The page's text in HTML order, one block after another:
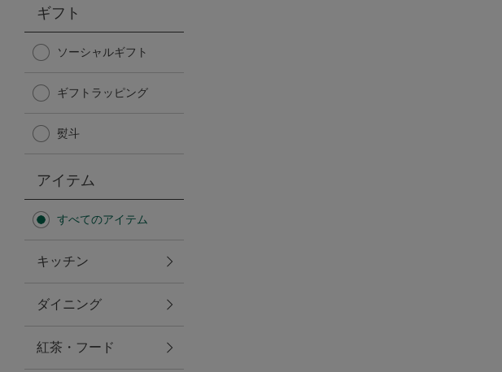
日傘
保冷バッグ
無重力シリーズ
トラベルグッズ
ギフト
ソーシャルギフト
ギフトラッピング
熨斗
アイテム
すべてのアイテム
キッチン
ダイニング
紅茶・フード